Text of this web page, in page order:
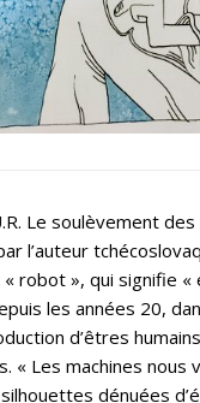
Le soulèvement
l’auteur
robot », qui signifie
les années 20,
d’êtres
« Les machines
dénuées